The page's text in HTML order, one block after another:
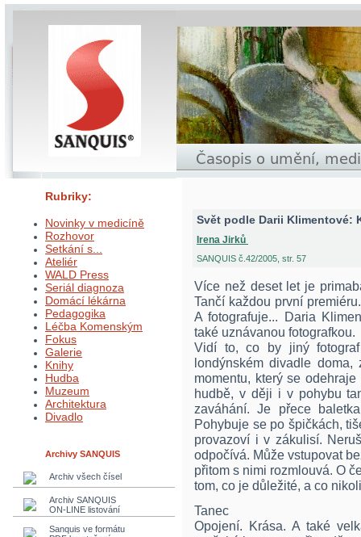
Rubriky:
Novinky v medicíně
Rozhovor
Setkání s...
Ateliér
WALD Press
Seriál diagnoza
Domácí lékárna
Pedagogika
Léčba Komenským
Fokus
Galerie
Knihy
Hudba
Muzeum
Architektura
Divadlo
Archivy SANQUIS
Archiv všech čísel
Archiv SANQUIS
ON-LINE listování
Sanquis ve formátu
Svět podle Darii Klimentové:
Irena Jirků
SANQUIS č.42/2005, str. 57
Více než deset let je
Tančí každou první
A fotografuje... Daria
také uznávanou fotografkou.
Vidí to, co by jiný
londýnském divadle
momentu, který se
hudbě, v ději i v pohybu
zaváhání. Je přece
Pohybuje se po špičkách,
provazoví i v zákulisí.
odpočívá. Může vstupovat
přitom s nimi rozmlouvá. O
tom, co je důležité, a co
Tanec
Opojení. Krása. A také